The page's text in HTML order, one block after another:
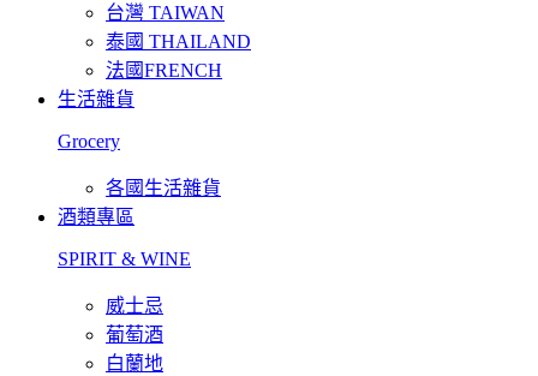
台灣 TAIWAN
泰國 THAILAND
法國FRENCH
生活雜貨
Grocery
各國生活雜貨
酒類專區
SPIRIT & WINE
威士忌
葡萄酒
白蘭地